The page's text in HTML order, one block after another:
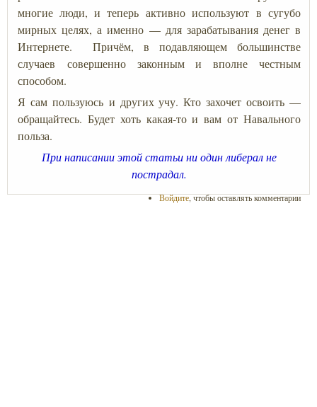
многие люди, и теперь активно используют в сугубо
мирных целях, а именно — для зарабатывания денег в
Интернете. Причём, в подавляющем большинстве
случаев совершенно законным и вполне честным
способом.
Я сам пользуюсь и других учу. Кто захочет освоить —
обращайтесь. Будет хоть какая-то и вам от Навального
польза.
При написании этой статьи ни один либерал не
пострадал.
Войдите, чтобы оставлять комментарии